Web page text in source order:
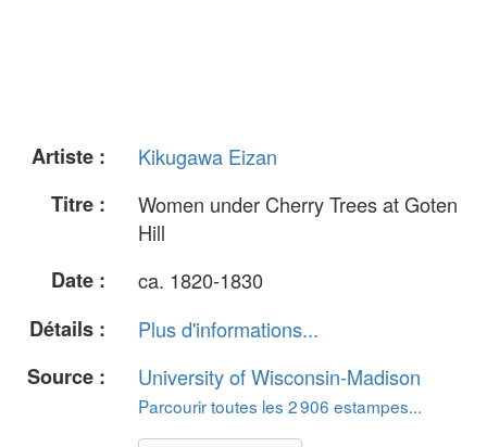
Artiste :
Kikugawa Eizan
Titre :
Women under Cherry Trees at Goten
Hill
Date :
ca. 1820-1830
Détails :
Plus d'informations...
Source :
University of Wisconsin-Madison
Parcourir toutes les 2 906 estampes...